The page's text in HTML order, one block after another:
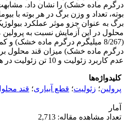
درگرم ماده خشک) را نشان داد. مشابهت
بوته، تعداد و وزن برگ در هر بوته با
برگ به عنوان جزو موثر عملکرد
محلول در این آزمایش نسبت به پرولین
درگرم ماده خشک) میزان قند محلول
عدم کاربرد زئولیت و 10 تن زئولیت در هکتار به دست آمد.
کلیدواژه‌ها
پرولین؛ زئولیت؛ قطع آبیاری؛ قند
آمار
تعداد مشاهده مقاله: 2,713